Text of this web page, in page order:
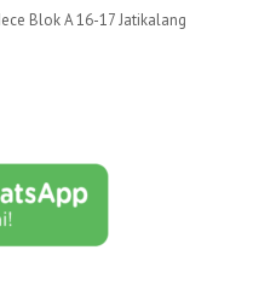
Blok A 16-17 Jatikalang